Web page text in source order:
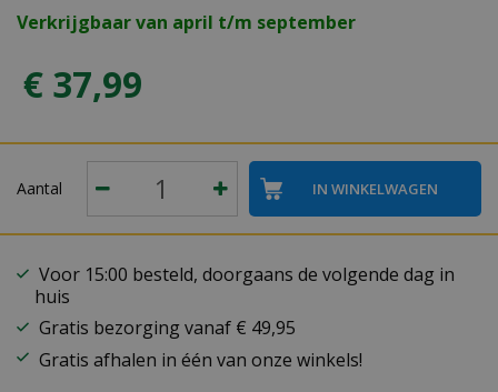
Verkrijgbaar van april t/m september
€ 37,99
Aantal
Voor 15:00 besteld, doorgaans de volgende dag in
huis
Gratis bezorging vanaf € 49,95
Gratis afhalen in één van onze winkels!